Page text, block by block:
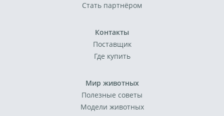
Стать партнёром
Контакты
Поставщик
Где купить
Мир животных
Полезные советы
Модели животных